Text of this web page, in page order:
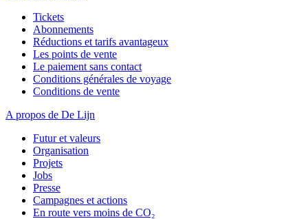
Tickets
Abonnements
Réductions et tarifs avantageux
Les points de vente
Le paiement sans contact
Conditions générales de voyage
Conditions de vente
A propos de De Lijn
Futur et valeurs
Organisation
Projets
Jobs
Presse
Campagnes et actions
En route vers moins de CO₂